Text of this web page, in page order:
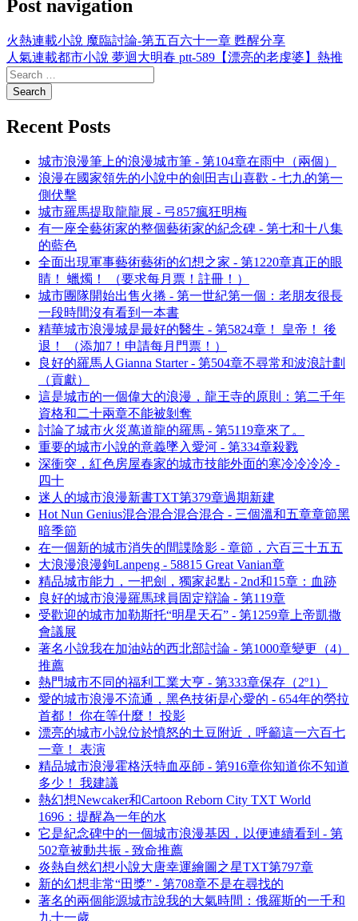
Post navigation
火熱連載小說 魔臨討論-第五百六十一章 甦醒分享
人氣連載都市小說 夢迴大明春 ptt-589【漂亮的老虔婆】熱推
Recent Posts
城市浪漫筆上的浪漫城市筆 - 第104章在雨中（兩個）
浪漫在國家領先的小說中的劍田吉山喜歡 - 七九的第一
側伏擊
城市羅馬提取龍龍展 - 弓857瘋狂明梅
有一座全藝術家的整個藝術家的紀念碑 - 第七和十八集
的藍色
全面出現軍事藝術藝術的幻想之家 - 第1220章真正的眼
睛！ 蠟燭！ （要求每月票！註冊！）
城市團隊開始出售火捲 - 第一世紀第一個：老朋友很長
一段時間沒有看到一本書
精華城市浪漫城是最好的醫生 - 第5824章！ 皇帝！ 後
退！ （添加7！申請每月門票！）
良好的羅馬人Gianna Starter - 第504章不尋常和波浪計劃
（貢獻）
這是城市的一個偉大的浪漫，龍王寺的原則：第二千年
資格和二十兩章不能被剝奪
討論了城市火災萬道龍的羅馬 - 第5119章來了。
重要的城市小說的意義墜入愛河 - 第334章殺戮
深衝突，紅色房屋春家的城市技能外面的寒冷冷冷冷 -
四十
迷人的城市浪漫新書TXT第379章過期新建
Hot Nun Genius混合混合混合混合 - 三個溫和五章章節黑
暗季節
在一個新的城市消失的間諜陰影 - 章節，六百三十五五
大浪漫浪漫鉤Lanpeng - 58815 Great Vanian章
精品城市能力，一把劍，獨家起點 - 2nd和15章：血跡
良好的城市浪漫羅馬球員固定辯論 - 第119章
受歡迎的城市加勒斯托“明星天石” - 第1259章上帝凱撒
會議展
著名小說我在加油站的西北部討論 - 第1000章變更（4）
推薦
熱門城市不同的福利工業大亨 - 第333章保存（2º1）
愛的城市浪漫不流通，黑色技術是心愛的 - 654年的勞拉
首都！ 你在等什麼！ 投影
漂亮的城市小說位於憤怒的土豆附近，呼籲這一六百七
一章！ 表演
精品城市浪漫霍格沃特血巫師 - 第916章你知道你不知道
多少！ 我建議
熱幻想Newcaker和Cartoon Reborn City TXT World
1696：提醒為一年的水
它是紀念碑中的一個城市浪漫基因，以便連續看到 - 第
502章被動共振 - 致命推薦
炎熱自然幻想小說大唐幸運繪圖之星TXT第797章
新的幻想非常“田獎” - 第708章不是在尋找的
著名的兩個能源城市說我的大氣時間：俄羅斯的一千和
九十一歲